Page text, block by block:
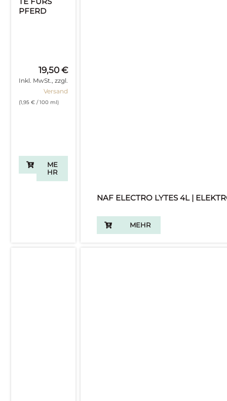
PFERD
19,50€
Inkl. MwSt., zzgl.
Versand
(1,95€ / 100 ml)
ME
HR
NAF ELECTRO LYTES 4L |
MEHR